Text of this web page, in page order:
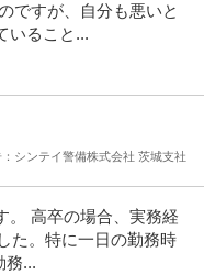
ですが、自分も悪いと
いること...
：シンテイ警備株式会社 茨城支社
。 高卒の場合、実務経
た。特に一日の勤務時
務...